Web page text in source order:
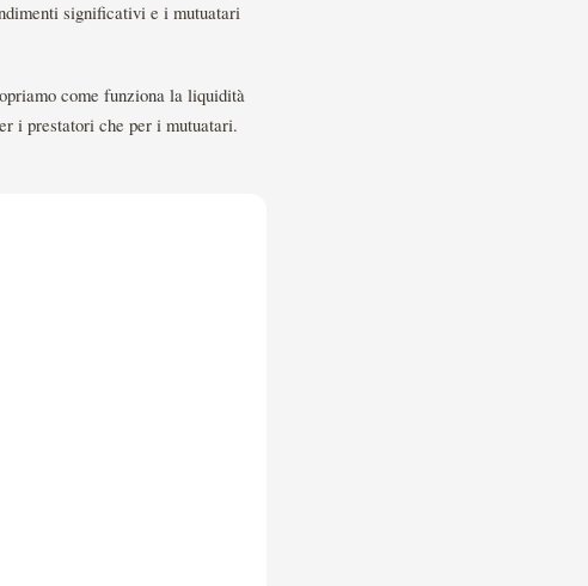
significativi e i mutuatari
come funziona la liquidità
i prestatori che per i mutuatari.